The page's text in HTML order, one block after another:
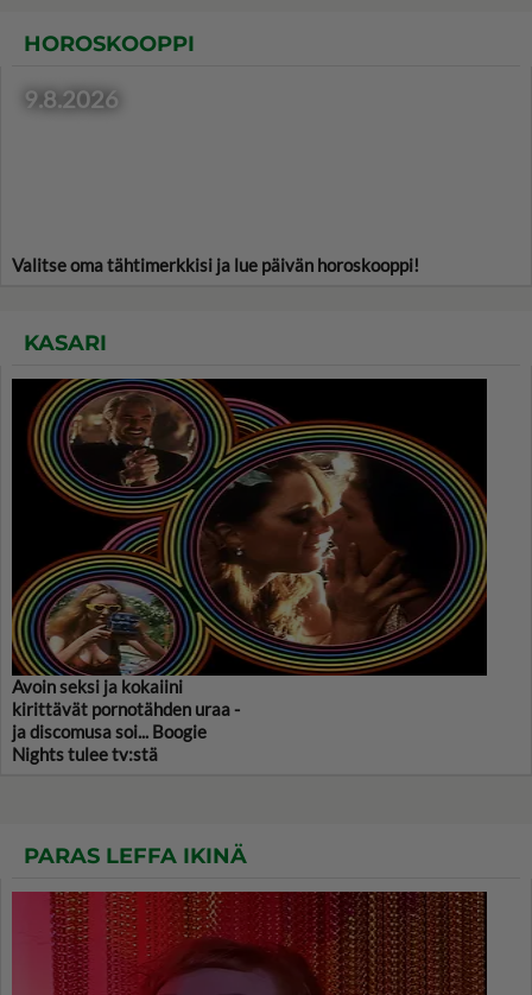
HOROSKOOPPI
9.8.2026
Valitse oma tähtimerkkisi ja lue päivän horoskooppi!
KASARI
Avoin seksi ja kokaiini
kirittävät pornotähden uraa -
ja discomusa soi... Boogie
Nights tulee tv:stä
PARAS LEFFA IKINÄ